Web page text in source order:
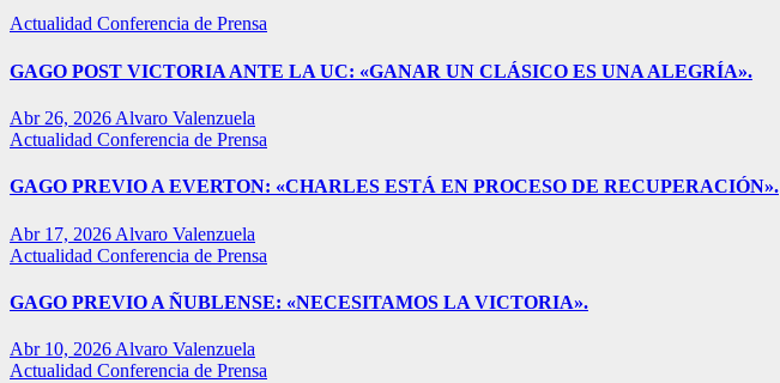
Actualidad Conferencia de Prensa
GAGO POST VICTORIA ANTE LA UC: «GANAR UN CLÁSICO ES UNA ALEGRÍA».
Abr 26, 2026 Alvaro Valenzuela
Actualidad Conferencia de Prensa
GAGO PREVIO A EVERTON: «CHARLES ESTÁ EN PROCESO DE RECUPERACIÓN».
Abr 17, 2026 Alvaro Valenzuela
Actualidad Conferencia de Prensa
GAGO PREVIO A ÑUBLENSE: «NECESITAMOS LA VICTORIA».
Abr 10, 2026 Alvaro Valenzuela
Actualidad Conferencia de Prensa